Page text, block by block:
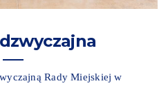
Rady Miejskiej w